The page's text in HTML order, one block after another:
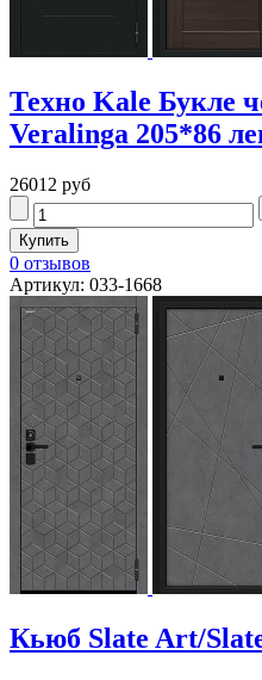
Техно Kale Букле
Veralinga 205*86
26012 руб
0 отзывов
Артикул: 033-1668
Кьюб Slate Art/